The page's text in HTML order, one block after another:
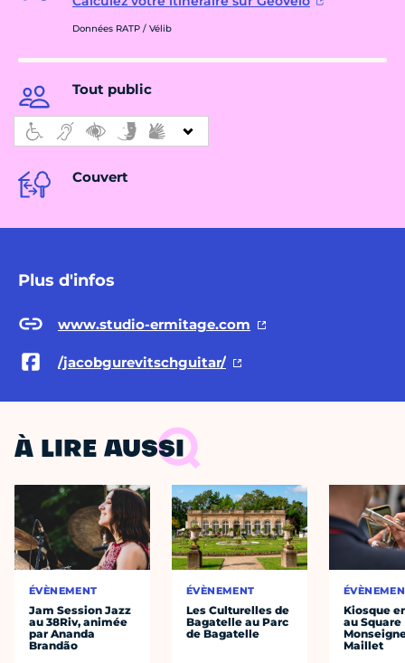
Données RATP / Vélib
Tout public
Couvert
Plus d'infos
www.studio-ermitage.com
/jacobgurevitschguitar/
À LIRE AUSSI
ÉVÈNEMENT
Jam Session Jazz
au 38Riv, animée
par Ananda
Brandão
ÉVÈNEMENT
Les Culturelles de
Bagatelle au Parc
de Bagatelle
Kiosque
au Square
Maillet